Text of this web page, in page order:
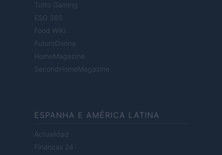
Tutto Gaming
ESG 365
Food Wiki
FuturoDonna
HomeMagazine
SecondHomeMagazine
ESPANHA E AMÉRICA LATINA
Actualidad
Finanzas 24